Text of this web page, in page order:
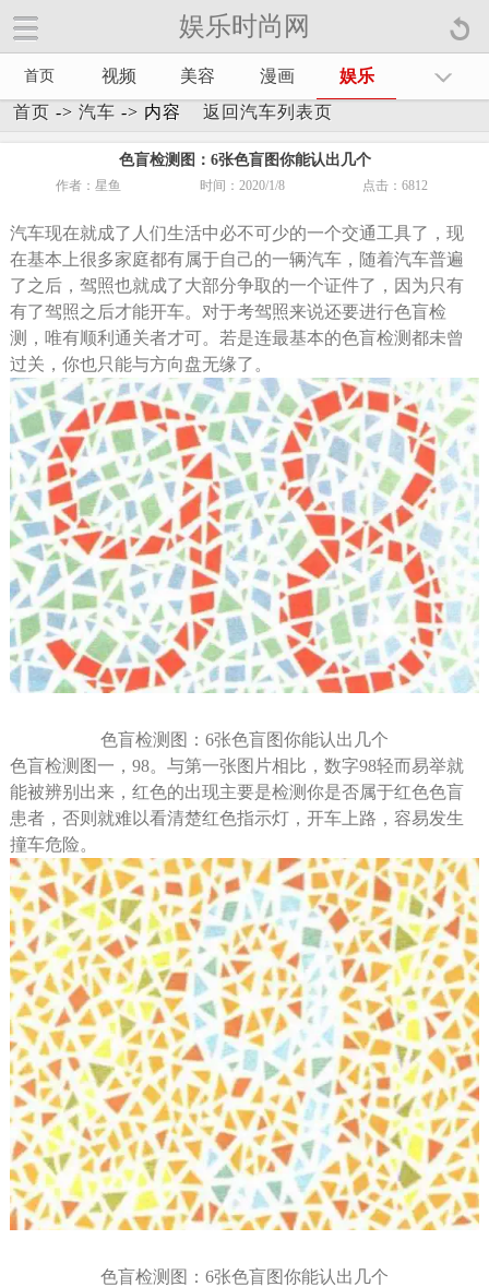
娱乐时尚网
首页 视频 美容 漫画
娱乐
首页 -> 汽车 -> 内容 返回汽车列表页
色盲检测图：6张色盲图你能认出几个
作者：星鱼 时间：2020/1/8 点击：6812
汽车现在就成了人们生活中必不可少的一个交通工具了，现
在基本上很多家庭都有属于自己的一辆汽车，随着汽车普遍
了之后，驾照也就成了大部分争取的一个证件了，因为只有
有了驾照之后才能开车。对于考驾照来说还要进行色盲检
测，唯有顺利通关者才可。若是连最基本的色盲检测都未曾
过关，你也只能与方向盘无缘了。
色盲检测图：6张色盲图你能认出几个
色盲检测图一，98。与第一张图片相比，数字98轻而易举就
能被辨别出来，红色的出现主要是检测你是否属于红色色盲
患者，否则就难以看清楚红色指示灯，开车上路，容易发生
撞车危险。
色盲检测图：6张色盲图你能认出几个
娱乐时尚网手机官方网站【